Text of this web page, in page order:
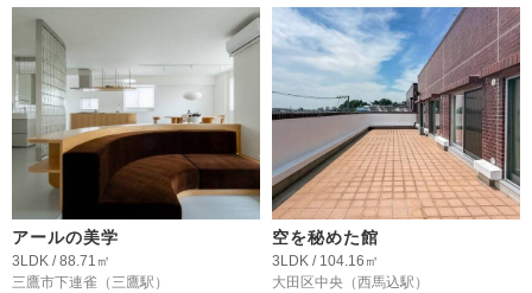
アールの美学
3LDK / 88.71㎡
三鷹市下連雀 （三鷹駅）
空を秘めた館
3LDK / 104.16㎡
大田区中央 （西馬込駅）